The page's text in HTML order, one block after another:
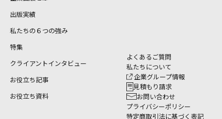
出版実績
私たちの６つの強み
特集
クライアントインタビュー
お役立ち記事
お役立ち資料
よくあるご質問
私たちについて
企業グループ情報
見積もり請求
お問い合わせ
プライバシーポリシー
特定商取引法に基づく表記